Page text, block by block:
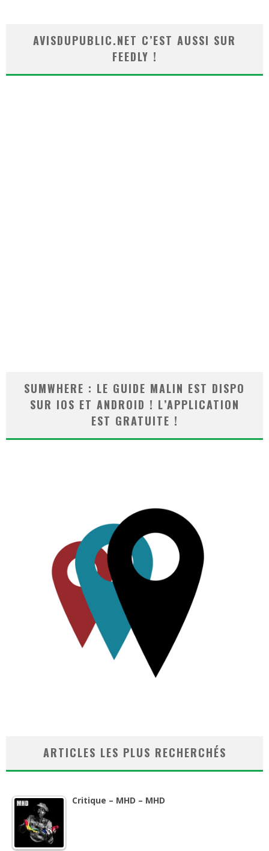
AVISDUPUBLIC.NET C’EST AUSSI SUR
FEEDLY !
SUMWHERE : LE GUIDE MALIN EST DISPO
SUR IOS ET ANDROID ! L’APPLICATION
EST GRATUITE !
ARTICLES LES PLUS RECHERCHÉS
Critique – MHD – MHD